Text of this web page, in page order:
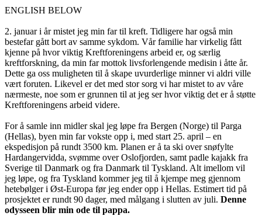
ENGLISH BELOW
2. januar i år mistet jeg min far til kreft. Tidligere har også min
bestefar gått bort av samme sykdom. Vår familie har virkelig fått
kjenne på hvor viktig Kreftforeningens arbeid er, og særlig
kreftforskning, da min far mottok livsforlengende medisin i åtte år.
Dette ga oss muligheten til å skape uvurderlige minner vi aldri ville
vært foruten. Likevel er det med stor sorg vi har mistet to av våre
nærmeste, noe som er grunnen til at jeg ser hvor viktig det er å støtte
Kreftforeningens arbeid videre.
For å samle inn midler skal jeg løpe fra Bergen (Norge) til Parga
(Hellas), byen min far vokste opp i, med start 25. april – en
ekspedisjon på rundt 3500 km. Planen er å ta ski over snøfylte
Hardangervidda, svømme over Oslofjorden, samt padle kajakk fra
Sverige til Danmark og fra Danmark til Tyskland. Alt imellom vil
jeg løpe, og fra Tyskland kommer jeg til å kjempe meg gjennom
hetebølger i Øst-Europa før jeg ender opp i Hellas. Estimert tid på
prosjektet er rundt 90 dager, med målgang i slutten av juli. Denne
odysseen blir min ode til pappa.